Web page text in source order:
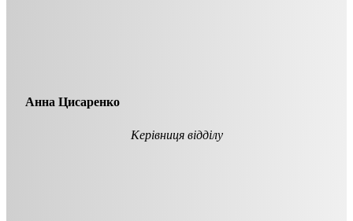
Анна Цисаренко
Керівниця відділу